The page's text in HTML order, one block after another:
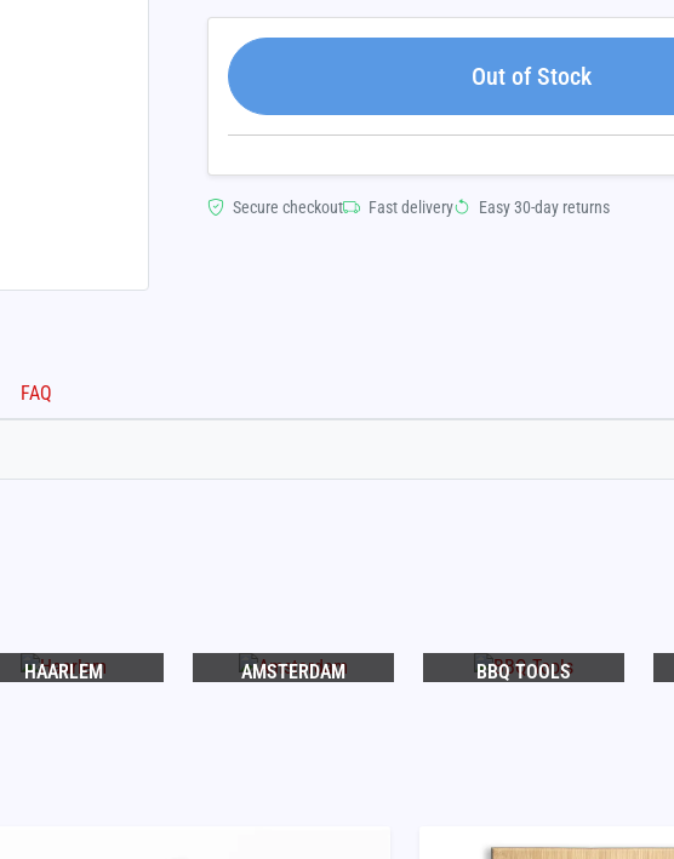
Out of Stock
Secure checkout Fast delivery Easy 30-day returns
FAQ
HAARLEM
AMSTERDAM BBQ TOOLS